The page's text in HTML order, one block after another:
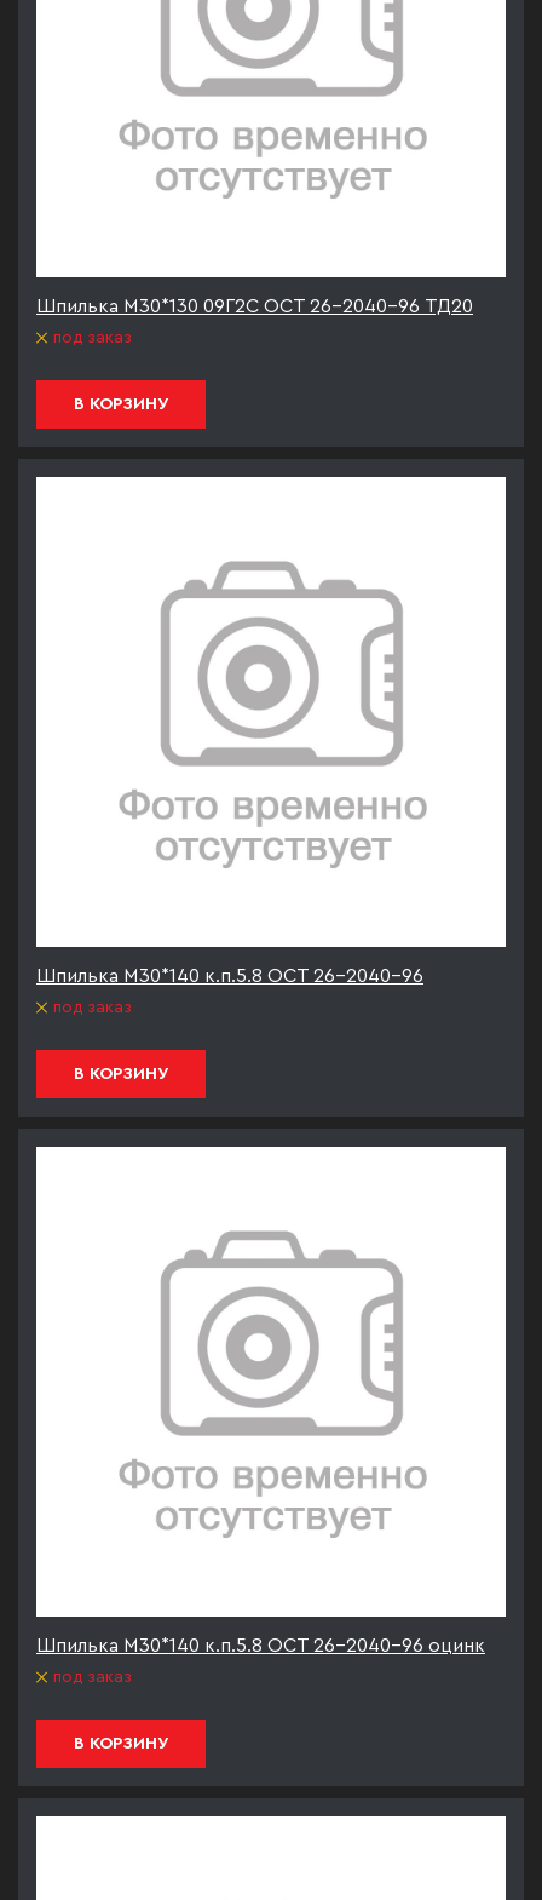
Шпилька М30*130 09Г2С ОСТ 26-2040-96 ТД20
под заказ
В КОРЗИНУ
Шпилька М30*140 к.п.5.8 ОСТ 26-2040-96
под заказ
В КОРЗИНУ
Шпилька М30*140 к.п.5.8 ОСТ 26-2040-96 оцинк
под заказ
В КОРЗИНУ